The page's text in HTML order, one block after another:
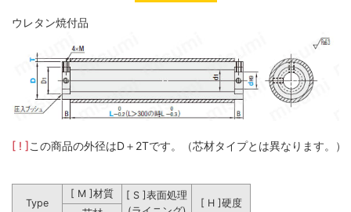
ウレタン焼付品
[ ! ]この商品の外径はD＋2Tです。（芯材タイプとは異なります。）
Type
[ M ]材質
[ S ]表面処理
[ H ]硬度